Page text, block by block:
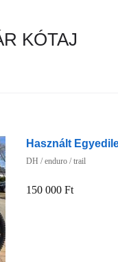
KÓTAJ
Használt
DH / enduro / trail
150 000 Ft